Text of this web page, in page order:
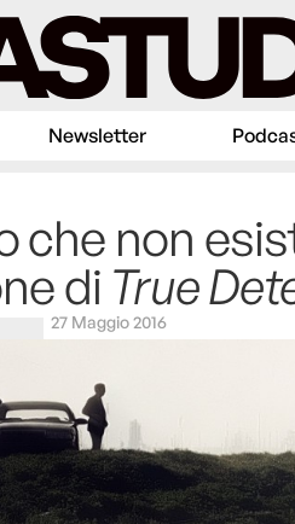
Newsletter
che non
di True
27 Maggio 2016